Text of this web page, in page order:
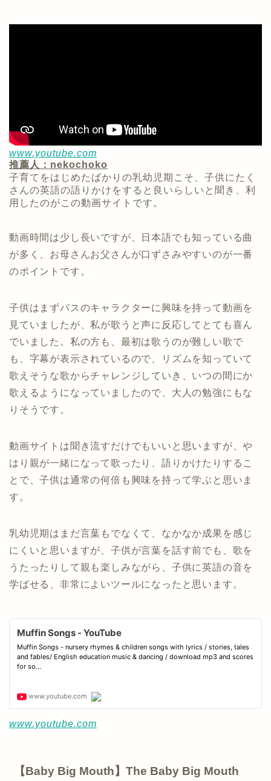
www.youtube.com
推薦人：nekochoko
子育てをはじめたばかりの乳幼児期こそ、子供にたく
さんの英語の語りかけをすると良いらしいと聞き、利
用したのがこの動画サイトです。
動画時間は少し長いですが、日本語でも知っている曲
が多く、お母さんお父さんが口ずさみやすいのが一番
のポイントです。
子供はまずバスのキャラクターに興味を持って動画を
見ていましたが、私が歌うと声に反応してとても喜ん
でいました。私の方も、最初は歌うのが難しい歌で
も、字幕が表示されているので、リズムを知っていて
歌えそうな歌からチャレンジしていき、いつの間にか
歌えるようになっていましたので、大人の勉強にもな
りそうです。
動画サイトは聞き流すだけでもいいと思いますが、や
はり親が一緒になって歌ったり、語りかけたりするこ
とで、子供は通常の何倍も興味を持って学ぶと思いま
す。
乳幼児期はまだ言葉もでなくて、なかなか成果を感じ
にくいと思いますが、子供が言葉を話す前でも、歌を
うたったりして親も楽しみながら、子供に英語の音を
学ばせる、非常によいツールになったと思います。
www.youtube.com
【Baby Big Mouth】The Baby Big Mouth